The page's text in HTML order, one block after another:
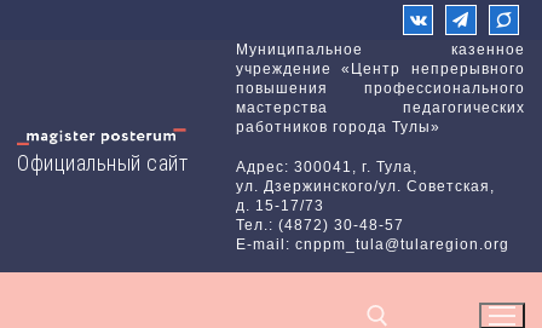
Официальный сайт
Муниципальное казенное
учреждение «Центр непрерывного
повышения профессионального
мастерства педагогических
работников города Тулы»
Адрес: 300041, г. Тула,
ул. Дзержинского/ул. Советская,
д. 15-17/73
Тел.: (4872) 30-48-57
E-mail: cnppm_tula@tularegion.org